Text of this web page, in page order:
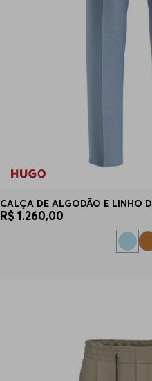
CALÇA DE ALGODÃO E LINHO
R$ 1.260,00